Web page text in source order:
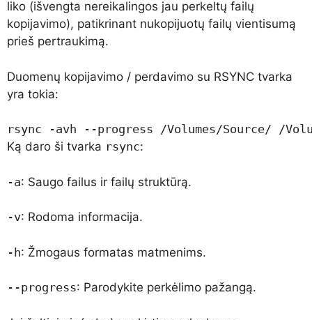
liko (išvengta nereikalingos jau perkeltų failų
kopijavimo), patikrinant nukopijuotų failų vientisumą
prieš pertraukimą.
Duomenų kopijavimo / perdavimo su RSYNC tvarka
yra tokia:
rsync -avh --progress /Volumes/Source/ /
Ką daro ši tvarka rsync:
-a: Saugo failus ir failų struktūrą.
-v: Rodoma informacija.
-h: Žmogaus formatas matmenims.
--progress: Parodykite perkėlimo pažangą.